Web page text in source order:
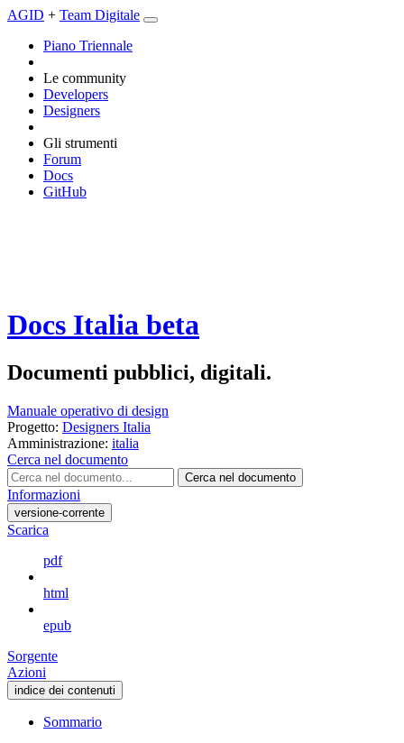
AGID + Team Digitale
Piano Triennale
Le community
Developers
Designers
Gli strumenti
Forum
Docs
GitHub
Docs Italia beta
Documenti pubblici, digitali.
Manuale operativo di design
Progetto: Designers Italia
Amministrazione: italia
Cerca nel documento
Cerca nel documento
Informazioni
versione-corrente
Scarica
pdf
html
epub
Sorgente
Azioni
indice dei contenuti
Sommario